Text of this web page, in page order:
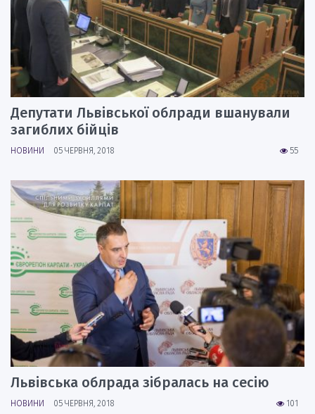
Депутати Львівської облради вшанували
загиблих бійців
55
НОВИНИ 05 ЧЕРВНЯ, 2018
Львівська облрада зібралась на сесію
101
НОВИНИ 05 ЧЕРВНЯ, 2018